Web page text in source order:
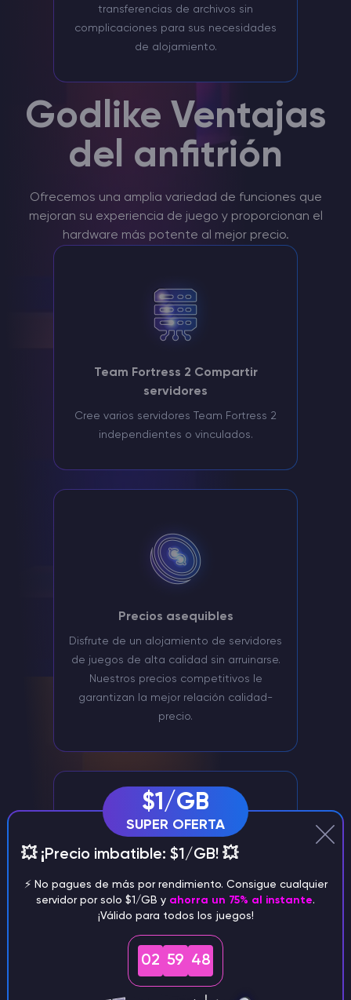
transferencias de archivos sin
complicaciones para sus necesidades
de alojamiento.
Godlike Ventajas
del anfitrión
Ofrecemos una amplia variedad de funciones que
mejoran su experiencia de juego y proporcionan el
hardware más potente al mejor precio.
Team Fortress 2 Compartir
servidores
Cree varios servidores Team Fortress 2
independientes o vinculados.
Precios asequibles
Disfrute de un alojamiento de servidores
de juegos de alta calidad sin arruinarse.
Nuestros precios competitivos le
garantizan la mejor relación calidad-
precio.
Gestión de servidores mediante
Discord
Gestiona cómodamente tu servidor
Team Fortress 2 a través de nuestro bot
Discord
$1/GB
SUPER OFERTA
💥 ¡Precio imbatible: $1/GB! 💥
⚡️ No pagues de más por rendimiento. Consigue cualquier
servidor por solo $1/GB y ahorra un 75% al instante.
¡Válido para todos los juegos!
02 59 47